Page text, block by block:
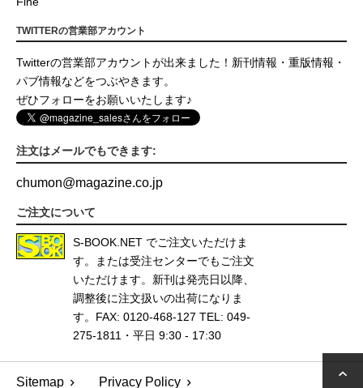
TWITTERの営業部アカウント
Twitterの営業部アカウントが出来ました！新刊情報・重版情報・
パブ情報などをつぶやきます。
ぜひフォローをお願いいたします♪
注文はメールでもできます:
chumon@magazine.co.jp
ご注文について
S-BOOK.NET でご注文いただけま
す。または受注センターでもご注文
いただけます。新刊は発売日以降、
調整後に注文扱いの出荷になりま
す。FAX: 0120-468-127 TEL: 049-
275-1811・平日 9:30 - 17:30
Sitemap Privacy Policy